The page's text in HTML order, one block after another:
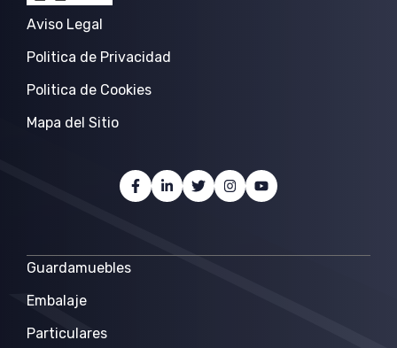
Aviso Legal
Politica de Privacidad
Politica de Cookies
Mapa del Sitio
Guardamuebles
Embalaje
Particulares